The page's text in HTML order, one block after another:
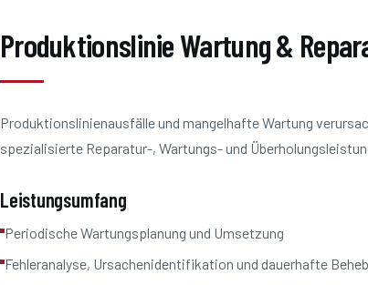
Produktionslinie Wartung &
Produktionslinienausfälle und mangelhafte Wartung
spezialisierte Reparatur-, Wartungs- und
Leistungsumfang
Periodische Wartungsplanung und Umsetzung
Fehleranalyse, Ursachenidentifikation und dauerhafte